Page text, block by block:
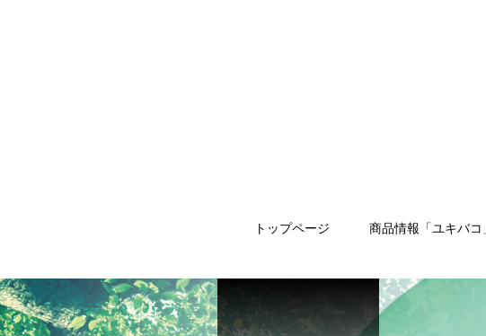
トップページ 商品情報「ユキバコ